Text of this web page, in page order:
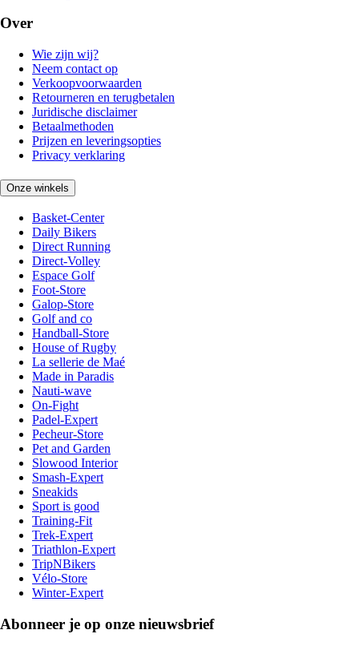
Over
Wie zijn wij?
Neem contact op
Verkoopvoorwaarden
Retourneren en terugbetalen
Juridische disclaimer
Betaalmethoden
Prijzen en leveringsopties
Privacy verklaring
Onze winkels
Basket-Center
Daily Bikers
Direct Running
Direct-Volley
Espace Golf
Foot-Store
Galop-Store
Golf and co
Handball-Store
House of Rugby
La sellerie de Maé
Made in Paradis
Nauti-wave
On-Fight
Padel-Expert
Pecheur-Store
Pet and Garden
Slowood Interior
Smash-Expert
Sneakids
Sport is good
Training-Fit
Trek-Expert
Triathlon-Expert
TripNBikers
Vélo-Store
Winter-Expert
Abonneer je op onze nieuwsbrief